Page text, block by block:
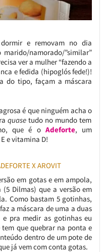
e removam no dia
namorado/”similar”
ver a mulher “fazendo a
e fedida (hipoglós fede!)!
do tipo, façam a máscara
é que ninguém acha o
quase tudo no mundo tem
que é oAdeforte, um
e vitamina D!
X AROVIT
em gotas e em ampola,
Dilmas) que a versão em
Como bastam 5 gotinhas,
a máscara de uma a duas
e pra medir as gotinhas eu
que quebrar na ponta e
dentro de um pote de
já vem com conta gotas.